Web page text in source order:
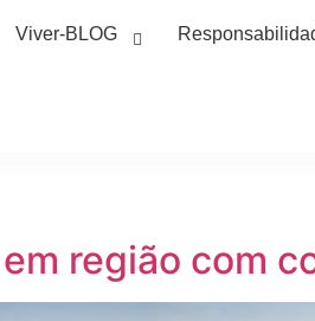
Viver-BLOG
região com